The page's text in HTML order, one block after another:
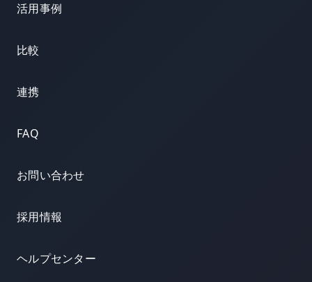
活用事例
比較
連携
FAQ
お問い合わせ
採用情報
ヘルプセンター